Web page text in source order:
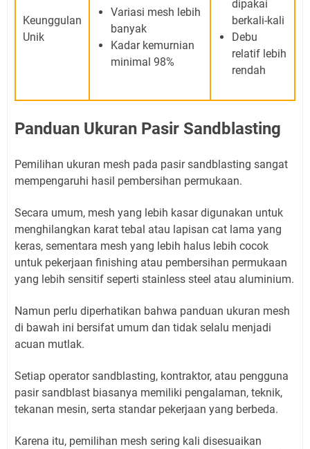
Keunggulan
Unik
Variasi mesh lebih
banyak
Kadar kemurnian
minimal 98%
dipakai
berkali-kali
Debu
relatif lebih
rendah
Panduan Ukuran Pasir Sandblasting
Pemilihan ukuran mesh pada pasir sandblasting sangat
mempengaruhi hasil pembersihan permukaan.
Secara umum, mesh yang lebih kasar digunakan untuk
menghilangkan karat tebal atau lapisan cat lama yang
keras, sementara mesh yang lebih halus lebih cocok
untuk pekerjaan finishing atau pembersihan permukaan
yang lebih sensitif seperti stainless steel atau aluminium.
Namun perlu diperhatikan bahwa panduan ukuran mesh
di bawah ini bersifat umum dan tidak selalu menjadi
acuan mutlak.
Setiap operator sandblasting, kontraktor, atau pengguna
pasir sandblast biasanya memiliki pengalaman, teknik,
tekanan mesin, serta standar pekerjaan yang berbeda.
Karena itu, pemilihan mesh sering kali disesuaikan